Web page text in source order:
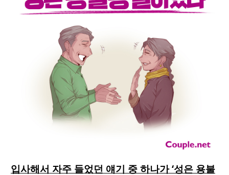
입사해서 자주 들었던 얘기 중 하나가 ‘성은 용불